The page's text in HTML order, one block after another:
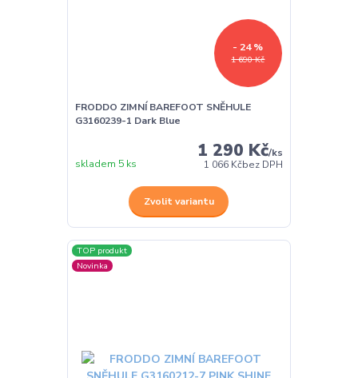
1 690 Kč
- 24 %
FRODDO ZIMNÍ BAREFOOT SNĚHULE
G3160239-1 Dark Blue
1 290 Kč/ks
1 066 Kčbez DPH
skladem 5 ks
Zvolit variantu
TOP produkt
Novinka